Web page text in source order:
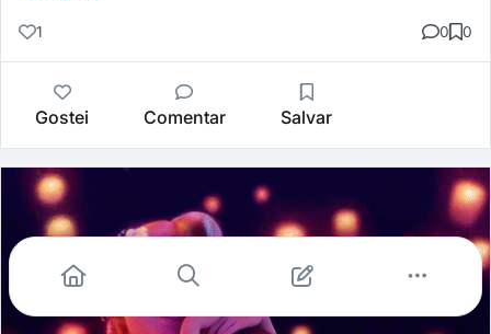
1 0 0
Gostei Comentar Salvar